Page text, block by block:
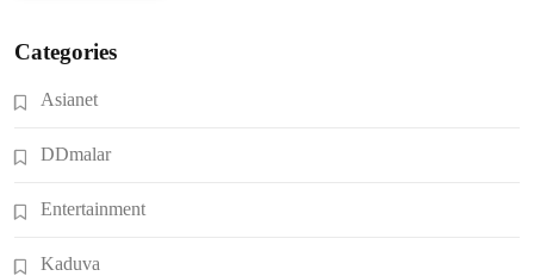
Categories
Asianet
DDmalar
Entertainment
Kaduva